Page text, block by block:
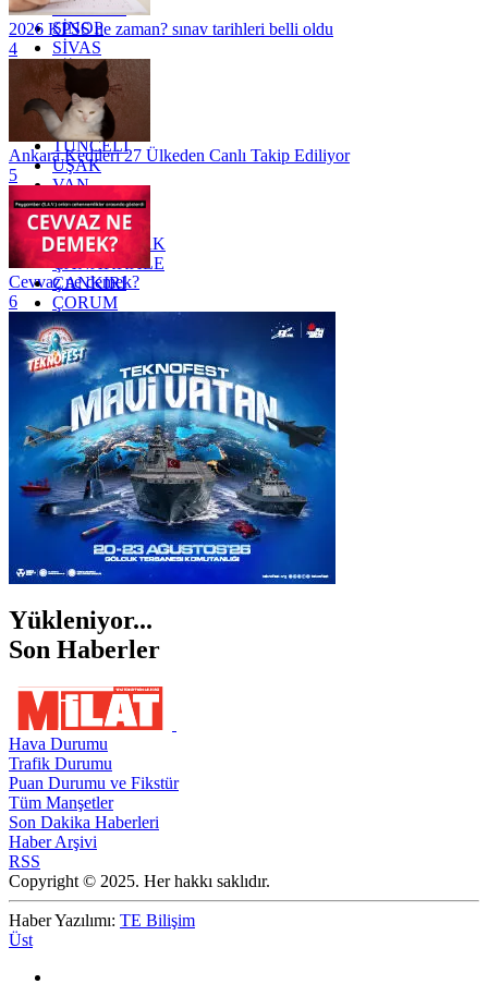
SAMSUN
SİNOP
SİVAS
SİİRT
TEKİRDAĞ
TOKAT
TRABZON
TUNCELİ
UŞAK
VAN
YALOVA
YOZGAT
ZONGULDAK
ÇANAKKALE
ÇANKIRI
ÇORUM
İSTANBUL
İZMİR
ŞANLIURFA
ŞIRNAK
2026 KPSS ne zaman? sınav tarihleri belli oldu
4
Ankara Kedileri 27 Ülkeden Canlı Takip Ediliyor
5
Cevvaz ne demek?
6
Yükleniyor...
Son Haberler
Hava Durumu
Trafik Durumu
Puan Durumu ve Fikstür
Tüm Manşetler
Son Dakika Haberleri
Haber Arşivi
RSS
Copyright © 2025. Her hakkı saklıdır.
Haber Yazılımı: TE Bilişim
Üst